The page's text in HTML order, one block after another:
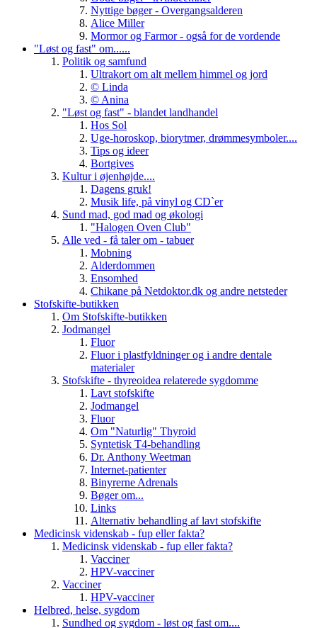
Nyttige bøger - Overgangsalderen
Alice Miller
Mormor og Farmor - også for de vordende
"Løst og fast" om......
Politik og samfund
Ultrakort om alt mellem himmel og jord
© Linda
© Anina
"Løst og fast" - blandet landhandel
Hos Sol
Uge-horoskop, biorytmer, drømmesymboler....
Tips og ideer
Bortgives
Kultur i øjenhøjde....
Dagens gruk!
Musik life, på vinyl og CD`er
Sund mad, god mad og økologi
"Halogen Oven Club"
Alle ved - få taler om - tabuer
Mobning
Alderdommen
Ensomhed
Chikane på Netdoktor.dk og andre netsteder
Stofskifte-butikken
Om Stofskifte-butikken
Jodmangel
Fluor
Fluor i plastfyldninger og i andre dentale
materialer
Stofskifte - thyreoidea relaterede sygdomme
Lavt stofskifte
Jodmangel
Fluor
Om "Naturlig" Thyroid
Syntetisk T4-behandling
Dr. Anthony Weetman
Internet-patienter
Binyrerne Adrenals
Bøger om...
Links
Alternativ behandling af lavt stofskifte
Medicinsk videnskab - fup eller fakta?
Medicinsk videnskab - fup eller fakta?
Vacciner
HPV-vacciner
Vacciner
HPV-vacciner
Helbred, helse, sygdom
Sundhed og sygdom - løst og fast om....